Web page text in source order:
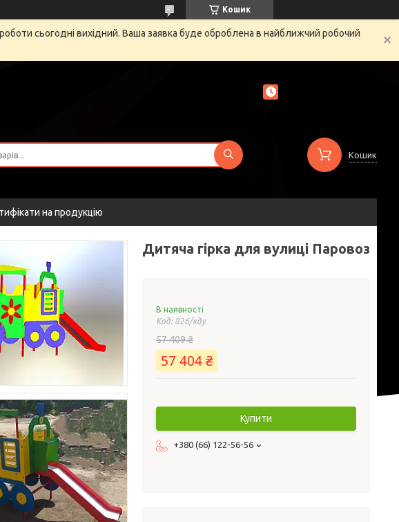
Кошик
сьогодні вихідний. Ваша заявка буде оброблена в найближчий робочий
Кошик
на продукцію
Дитяча гірка для вулиці Паровоз
В наявності
Код: 826/кду
57 409 ₴
57 404 ₴
Купити
+380 (66) 122-56-56